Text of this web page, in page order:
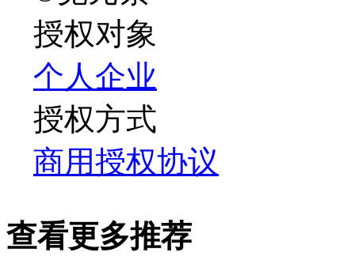
授权对象
个人企业
授权方式
商用授权协议
查看更多推荐